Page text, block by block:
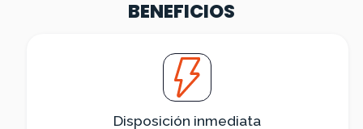
BENEFICIOS
Disposición inmediata